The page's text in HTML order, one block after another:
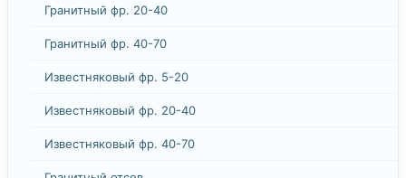
Гранитный фр. 20-40
Гранитный фр. 40-70
Известняковый фр. 5-20
Известняковый фр. 20-40
Известняковый фр. 40-70